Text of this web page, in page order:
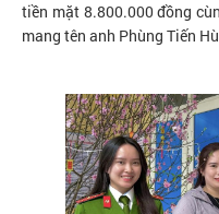
tiền mặt 8.800.000 đồng
mang tên anh Phùng Tiến